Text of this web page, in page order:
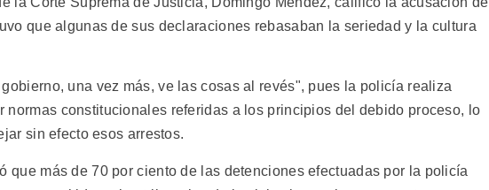
que algunas de sus declaraciones rebasaban la seriedad y la cultura
una vez más, ve las cosas al revés", pues la policía realiza
normas constitucionales referidas a los principios del debido proceso, lo
sin efecto esos arrestos.
que más de 70 por ciento de las detenciones efectuadas por la policía